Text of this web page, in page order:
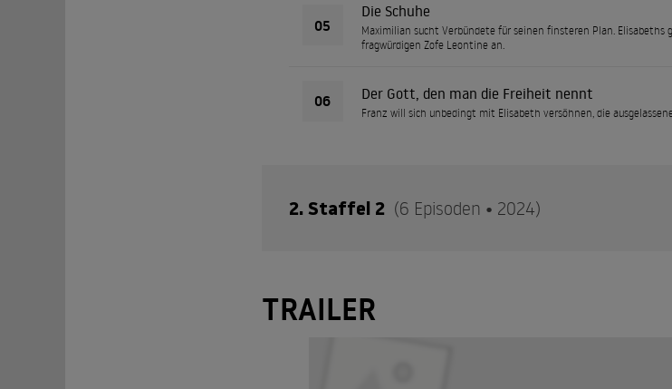
05
Die Schuhe
Maximilian sucht Verbündete für seinen finsteren Plan.
fragwürdigen Zofe Leontine an.
06 Der Gott, den man die Freiheit nennt
Franz will sich unbedingt mit Elisabeth versöhnen, die
2. Staffel 2 (6 Episoden • 2024)
sorgen, was ihre Ehe auf die Probe stellt.
TRAILER